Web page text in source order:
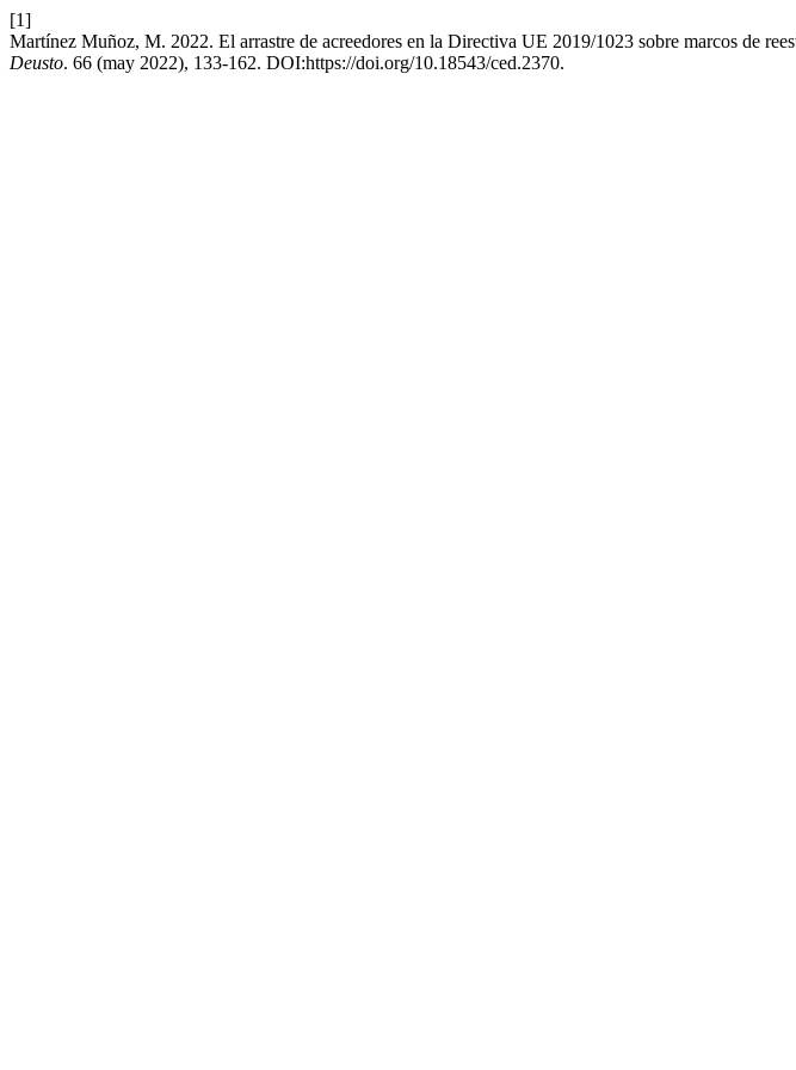
[1]
Martínez Muñoz, M. 2022. El arrastre de acreedores en la Directiva UE 2019/1023 sobre marcos de
Deusto. 66 (may 2022), 133-162. DOI:https://doi.org/10.18543/ced.2370.